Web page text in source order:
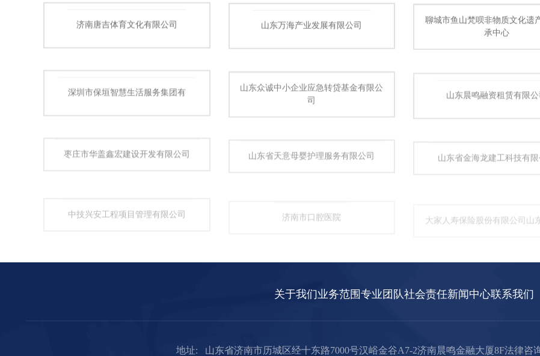
济南唐吉体育文化有限公司 山东万海产业发展有限公司
聊城市鱼山梵呗非物质文化遗
承中心
深圳市保垣智慧生活服务集团有
山东众诚中小企业应急转贷基金有限公
司
关于我们业务范围 专业团队社会责任新闻中心联系我们
地址: 山东省济南市历城区经十东路7000号汉峪金谷A7-2济南晨鸣金融大厦8F法律咨